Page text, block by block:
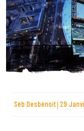
Sèb Desbenoit 29